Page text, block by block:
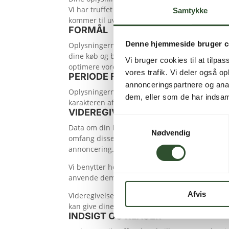
Samtykke
Denne hjemmeside bruger
Vi bruger cookies til at
vores trafik. Vi deler også
annonceringspartnere og
dem, eller som de har
Nødvendig
Afvis
Vi har truffet tekniske og organisatoriske
kommer til uvedkommendes kendskab,
FORMÅL
Oplysningerne bruges til at identificere dig
dine køb og betalinger, samt at kunne levere
optimere vores services og indhold.
PERIODE FOR OPBEVARING
Oplysningerne opbevares i det tidsrum, der
karakteren af oplysningen og baggrunden
VIDEREGIVELSE AF OPLYSNINGER
Data om din brug af websitet, hvilke
omfang disse oplysninger er kendt. Du kan
annoncering.
Vi benytter herudover en række tredjeparter
anvende dem til egne formål.
Videregivelse af personoplysninger som
kan give dine oplysninger en tilstrækkelig
INDSIGT OG KLAGER